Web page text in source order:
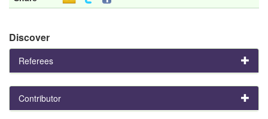
Discover
Referees
Contributor